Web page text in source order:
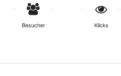
Besucher Klicks